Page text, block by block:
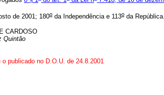
de 2001; 180o da Independência e 113o da República.
CARDOSO
Quintão
publicado no D.O.U. de 24.8.2001